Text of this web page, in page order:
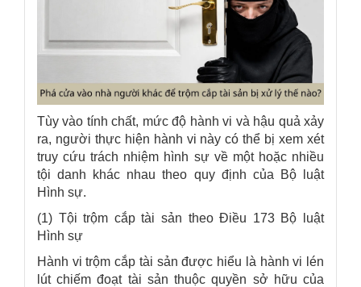
Tùy vào tính chất, mức độ hành vi và hậu quả xảy
ra, người thực hiện hành vi này có thể bị xem xét
truy cứu trách nhiệm hình sự về một hoặc nhiều
tội danh khác nhau theo quy định của Bộ luật
Hình sự.
(1) Tội trộm cắp tài sản theo Điều 173 Bộ luật
Hình sự
Hành vi trộm cắp tài sản được hiểu là hành vi lén
lút chiếm đoạt tài sản thuộc quyền sở hữu của